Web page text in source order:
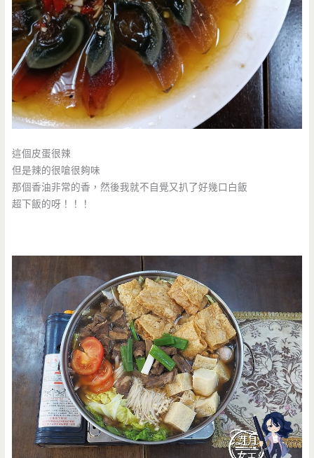
這個皮蛋很辣
但是辣的很嗆很夠味
那個香油非常的香，然後我就不自覺又扒了好幾口白飯
超下飯的呀！！！